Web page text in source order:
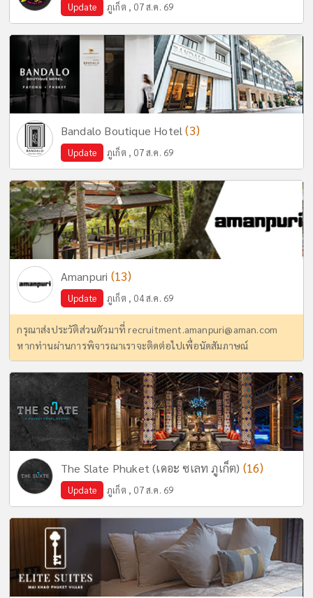
Update ภูเก็ต , 07 ส.ค. 69
Bandalo Boutique Hotel(3)
Update ภูเก็ต , 07 ส.ค. 69
Amanpuri (13)
Update ภูเก็ต , 04 ส.ค. 69
กรุณาส่งประวัติส่วนตัวมาที่recruitment.amanpuri@aman.com
หากท่านผ่านการพิจารณาเราจะติดต่อไปเพื่อนัดสัมภาษณ์
The Slate Phuket (เดอะ ซเลท ภูเก็ต) (16)
Update ภูเก็ต , 07 ส.ค. 69